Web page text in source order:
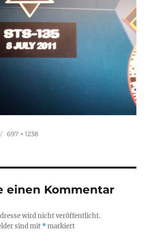
Originalgröße
697 × 1238
einen Kommentar
wird nicht veröffentlicht.
sind mit *markiert